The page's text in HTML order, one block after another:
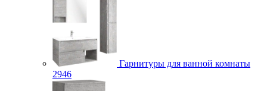
Гарнитуры для ванной комнаты
2946